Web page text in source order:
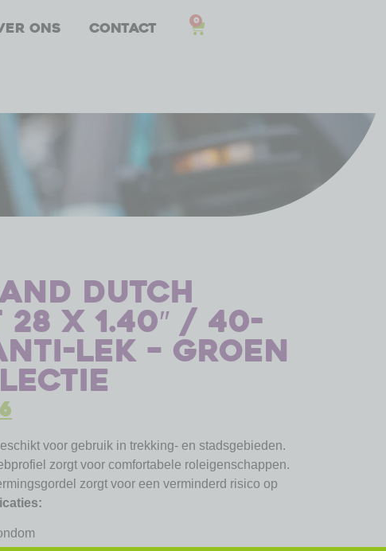
ons Contact 0
Dutch
x 1.40″ / 40-
lek – groen
voor gebruik in trekking- en stadsgebieden.
zorgt voor comfortabele roleigenschappen.
zorgt voor een verminderd risico op